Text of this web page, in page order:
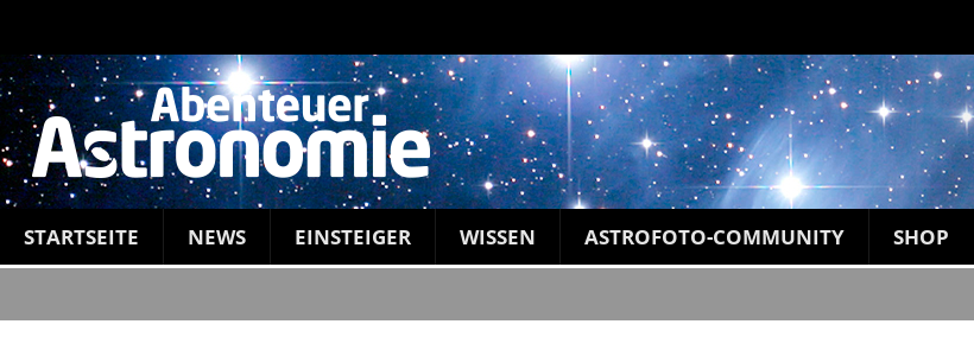
STARTSEITE NEWS EINSTEIGER WISSEN ASTROFOTO-COMMUNITY SHOP